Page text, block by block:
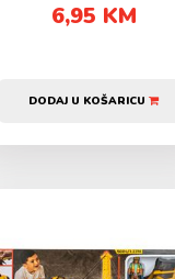
6,95 KM
DODAJ U KOŠARICU